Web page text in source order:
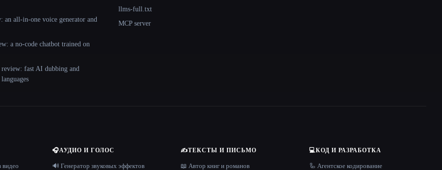
an all-in-one voice generator and
a no-code chatbot trained on
review: fast AI dubbing and
llms-full.txt
MCP server
видео
🎧АУДИО И ГОЛОС
🔊 Генератор звуковых эффектов
✍️ТЕКСТЫ И ПИСЬМО
📖 Автор книг и романов
💻КОД И РАЗРАБОТКА
🦾 Агентское кодирование